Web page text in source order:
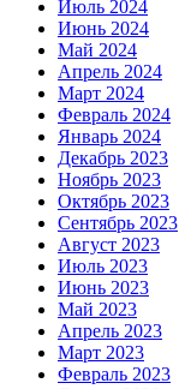
Июль 2024
Июнь 2024
Май 2024
Апрель 2024
Март 2024
Февраль 2024
Январь 2024
Декабрь 2023
Ноябрь 2023
Октябрь 2023
Сентябрь 2023
Август 2023
Июль 2023
Июнь 2023
Май 2023
Апрель 2023
Март 2023
Февраль 2023